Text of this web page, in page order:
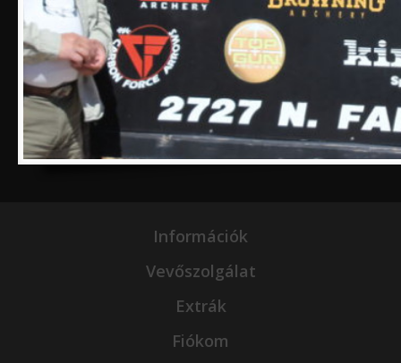
Információk
Vevőszolgálat
Extrák
Fiókom